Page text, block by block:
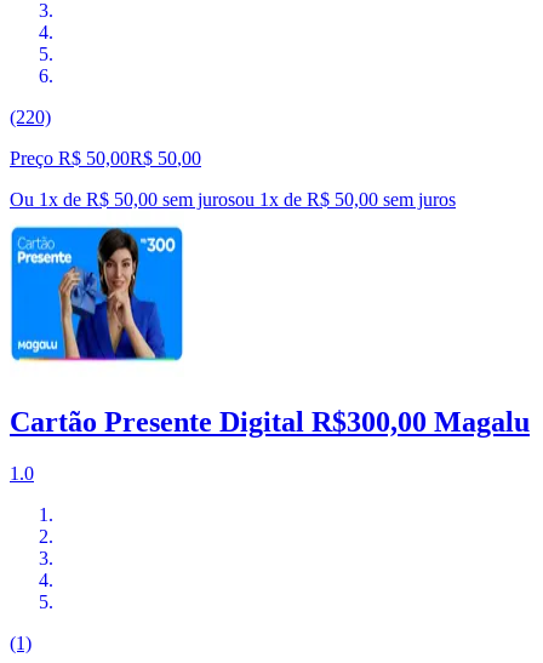
(220)
Preço R$ 50,00R$ 50,00
Ou 1x de R$ 50,00 sem jurosou 1x de R$ 50,00 sem juros
Cartão Presente Digital R$300,00 Magalu
1.0
(1)